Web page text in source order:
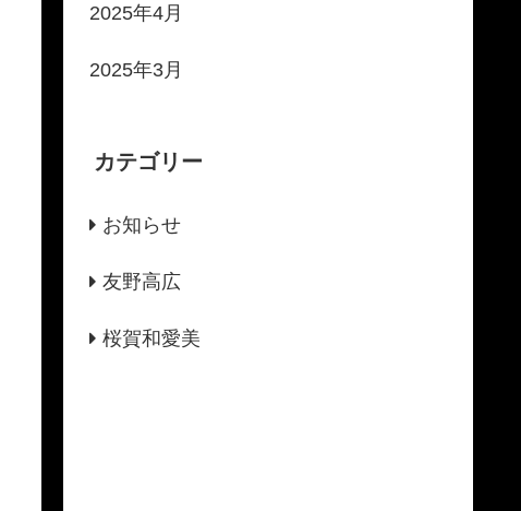
2025年4月
2025年3月
カテゴリー
お知らせ
友野高広
桜賀和愛美